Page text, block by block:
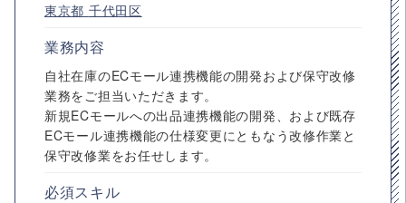
東京都 千代田区
業務内容
自社在庫のECモール連携機能の開発および保守改修
業務をご担当いただきます。
新規ECモールへの出品連携機能の開発、および既存
ECモール連携機能の仕様変更にともなう改修作業と
保守改修業をお任せします。
必須スキル